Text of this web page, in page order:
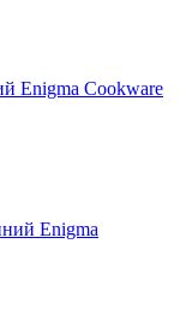
Enigma Cookware